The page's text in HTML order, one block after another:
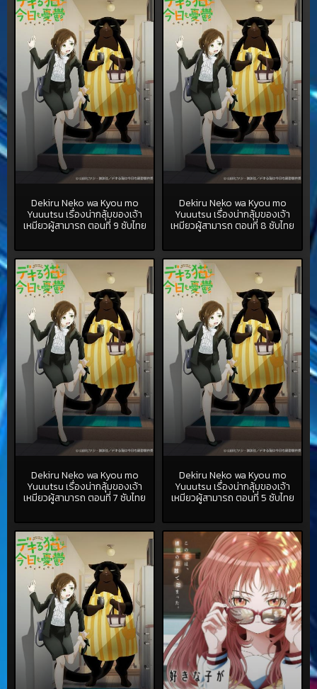
Dekiru Neko wa Kyou mo
Yuuutsu เรื่องน่ากลุ้มของเจ้า
เหมียวผู้สามารถ ตอนที่ 9 ซับไทย
Dekiru Neko wa Kyou mo
Yuuutsu เรื่องน่ากลุ้มของเจ้า
เหมียวผู้สามารถ ตอนที่ 8 ซับไทย
Dekiru Neko wa Kyou mo
Yuuutsu เรื่องน่ากลุ้มของเจ้า
เหมียวผู้สามารถ ตอนที่ 7 ซับไทย
Dekiru Neko wa Kyou mo
Yuuutsu เรื่องน่ากลุ้มของเจ้า
เหมียวผู้สามารถ ตอนที่ 5 ซับไทย